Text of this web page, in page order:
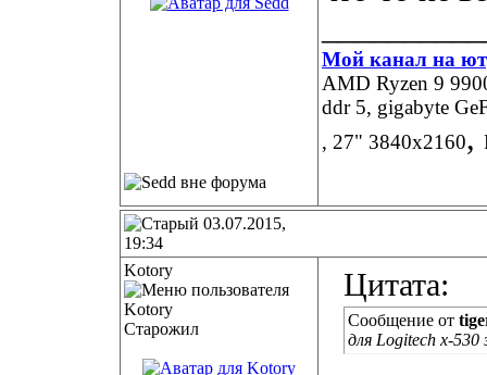
Мой канал на
AMD Ryzen 9
ddr 5, gigabyte
, 27" 3840х2160,
03.07.2015,
19:34
Kotory
Старожил
Цитата:
Сообщение от
для Logitech x-530